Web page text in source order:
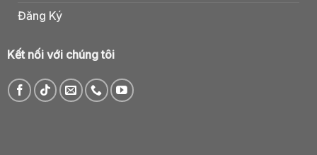
Đăng Ký
Kết nối với chúng tôi